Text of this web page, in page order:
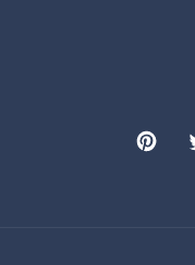
Pinterest